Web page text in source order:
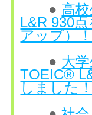
● 高
L&R 930
アップ）
● 大
TOEIC®
しました